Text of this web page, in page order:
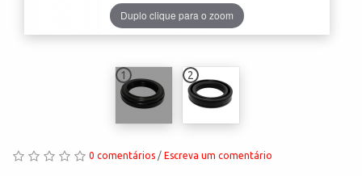
1 2
Duplo clique para o zoom
0 comentários / Escreva um comentário